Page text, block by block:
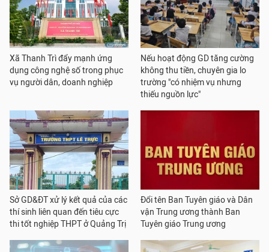
Xã Thanh Trì đẩy mạnh ứng
dụng công nghệ số trong phục
vụ người dân, doanh nghiệp
Nếu hoạt động GD tăng cường
không thu tiền, chuyên gia lo
trường "có nhiệm vụ nhưng
thiếu nguồn lực"
Sở GD&ĐT xử lý kết quả của các
thí sinh liên quan đến tiêu cực
thi tốt nghiệp THPT ở Quảng Trị
Đổi tên Ban Tuyên giáo và Dân
vận Trung ương thành Ban
Tuyên giáo Trung ương